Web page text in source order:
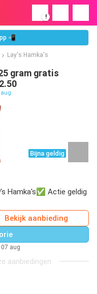
!
📲
Lay's Hamka's
gram gratis
Bijna geldig
Hamka's✅ Actie geldig
Bekijk aanbieding
aug
aanbiedingen